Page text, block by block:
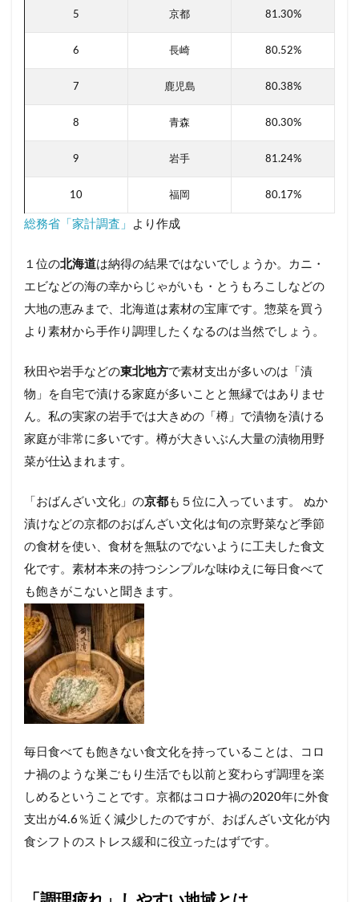
5 京都 81.30%
6 長崎 80.52%
7 鹿児島 80.38%
8 青森 80.30%
9 岩手 81.24%
10 福岡 80.17%
総務省「家計調査」 より作成
１位の北海道は納得の結果ではないでしょうか。カニ・
エビなどの海の幸からじゃがいも・とうもろこしなどの
大地の恵みまで、北海道は素材の宝庫です。惣菜を買う
より素材から手作り調理したくなるのは当然でしょう。
秋田や岩手などの東北地方で素材支出が多いのは「漬
物」を自宅で漬ける家庭が多いことと無縁ではありませ
ん。私の実家の岩手では大きめの「樽」で漬物を漬ける
家庭が非常に多いです。樽が大きいぶん大量の漬物用野
菜が仕込まれます。
「おばんざい文化」の京都も５位に入っています。 ぬか
漬けなどの京都のおばんざい文化は旬の京野菜など季節
の食材を使い、食材を無駄のでないように工夫した食文
化です。素材本来の持つシンプルな味ゆえに毎日食べて
も飽きがこないと聞きます。
毎日食べても飽きない食文化を持っていることは、コロ
ナ禍のような巣ごもり生活でも以前と変わらず調理を楽
しめるということです。京都はコロナ禍の2020年に外食
支出が4.6％近く減少したのですが、おばんざい文化が内
食シフトのストレス緩和に役立ったはずです。